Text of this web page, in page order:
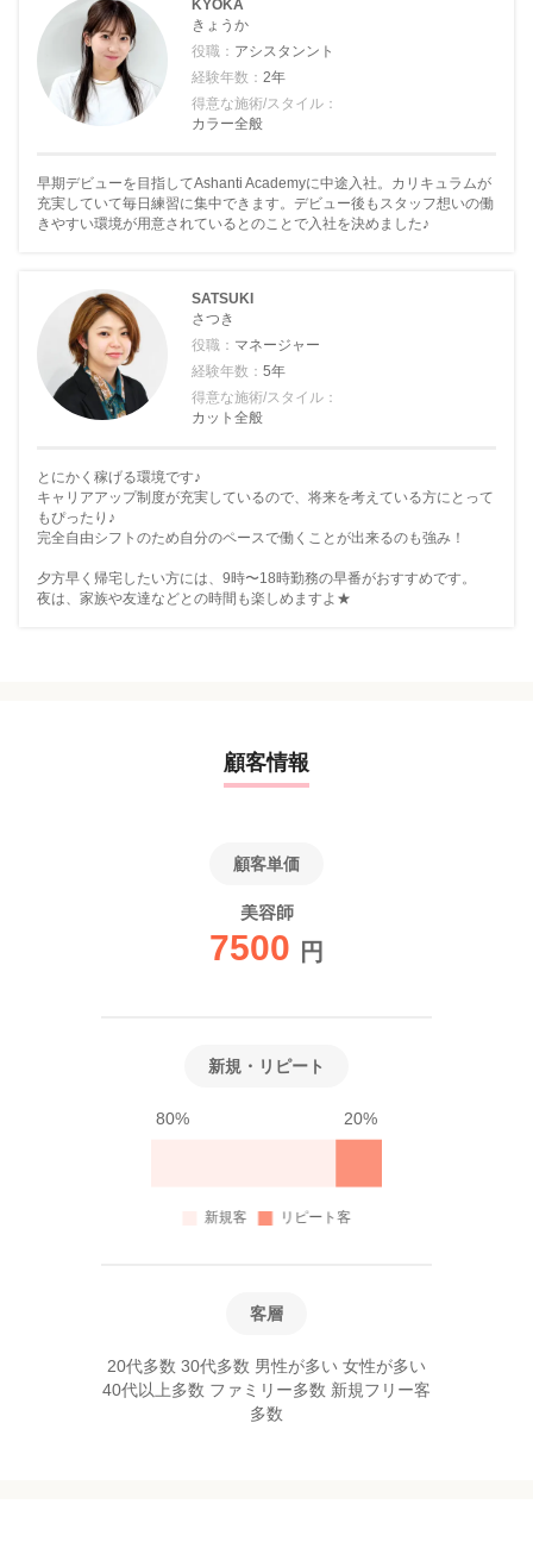
KYOKA
きょうか
役職： アシスタンント
経験年数： 2年
得意な施術/スタイル：
カラー全般
早期デビューを目指してAshanti Academyに中途入社。カリキュラムが
充実していて毎日練習に集中できます。デビュー後もスタッフ想いの働
きやすい環境が用意されているとのことで入社を決めました♪
SATSUKI
さつき
役職： マネージャー
経験年数： 5年
得意な施術/スタイル：
カット全般
とにかく稼げる環境です♪
キャリアアップ制度が充実しているので、将来を考えている方にとって
もぴったり♪
完全自由シフトのため自分のペースで働くことが出来るのも強み！
夕方早く帰宅したい方には、9時〜18時勤務の早番がおすすめです。
夜は、家族や友達などとの時間も楽しめますよ★
顧客情報
顧客単価
美容師
7500 円
新規・リピート
80% 20%
客層
20代多数 30代多数 男性が多い 女性が多い
40代以上多数 ファミリー多数 新規フリー客
多数